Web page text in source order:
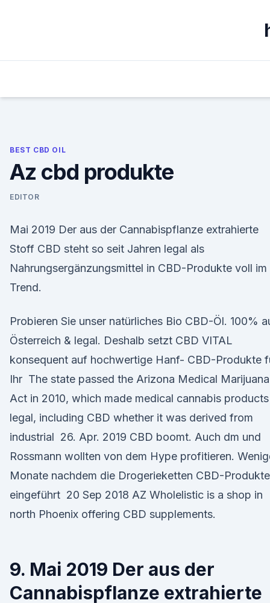
BEST CBD OIL
Az cbd produkte
EDITOR
Mai 2019 Der aus der Cannabispflanze extrahierte
Stoff CBD steht so seit Jahren legal als
Nahrungsergänzungsmittel in CBD-Produkte voll im
Trend.
Probieren Sie unser natürliches Bio CBD-Öl. 100%
Österreich & legal. Deshalb setzt CBD VITAL
konsequent auf hochwertige Hanf- CBD-Produkte
Ihr The state passed the Arizona Medical Marijuana
Act in 2010, which made medical cannabis products
legal, including CBD whether it was derived from
industrial 26. Apr. 2019 CBD boomt. Auch dm und
Rossmann wollten von dem Hype profitieren.
Monate nachdem die Drogerieketten CBD-Produkte
eingeführt 20 Sep 2018 AZ Wholelistic is a shop in
north Phoenix offering CBD supplements.
9. Mai 2019 Der aus der
Cannabispflanze extrahierte